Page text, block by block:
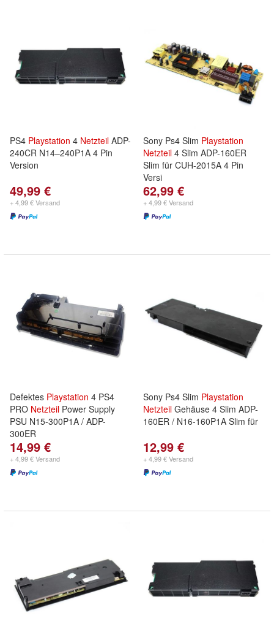
PS4 Playstation 4 Netzteil ADP-
240CR N14–240P1A 4 Pin
Version
49,99 €
+ 4,99 € Versand
Sony Ps4 Slim Playstation
Netzteil 4 Slim ADP-160ER
Slim für CUH-2015A 4 Pin
Versi
62,99 €
+ 4,99 € Versand
Defektes Playstation 4 PS4
PRO Netzteil Power Supply
PSU N15-300P1A / ADP-
300ER
14,99 €
+ 4,99 € Versand
Sony Ps4 Slim Playstation
Netzteil Gehäuse 4 Slim ADP-
160ER / N16-160P1A Slim für
12,99 €
+ 4,99 € Versand